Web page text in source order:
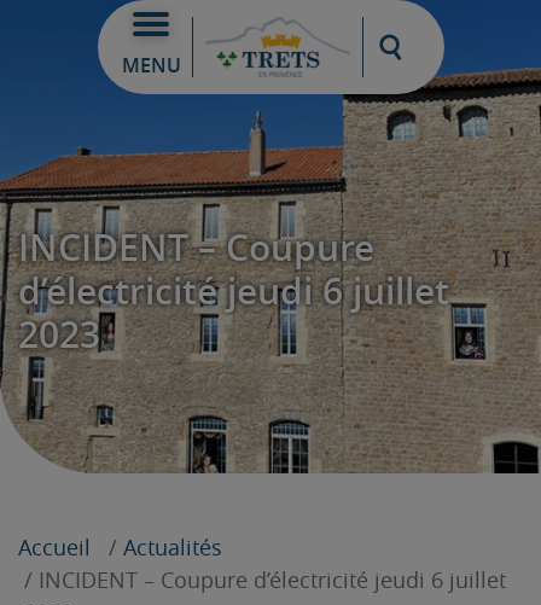
MENU
Moteur de
INCIDENT – Coupure
d’électricité jeudi 6 juillet
2023
Accueil
Actualités
INCIDENT – Coupure d’électricité jeudi 6 juillet